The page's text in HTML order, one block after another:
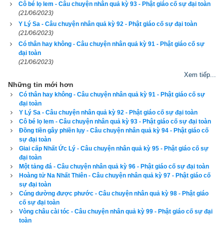
vàng của mình xuống nước, nhưng lại nghĩ thầm trong đầu:
“Lạ quá, không lẽ chú ấy cùng có một ý nghĩ với ta hay sao?”
Nghĩ thế rồi, người anh không ngăn được câu hỏi:
– Vì đồng tiền vàng mà anh đã có những ý nghĩ ác độc muốn
hãm hại em, may mà anh đã tỉnh  giác kịp thời, vì vậy mới vứt
vàng xuống hồ để diệt tuyệt hoạn nạn về sau. Còn em, tại sao
lại vứt bỏ vàng của mình đi?
Người em trả lời:
– Đúng thế, em cũng đã có ý nghĩ tội lỗi như anh vậy, vì thế
mới đem vàng vứt bỏ đi. Nhưng bây giờ hai anh em ta an ổn
rồi!
Vừa nói, hai anh em vừa khoác tay nhau, vai sánh vai tiến
bước, mắt nhìn lên bầu trời thăm thẳm bao la. Tâm họ nhẹ
nhàng và an vui như áng mây trắng bềnh bồng trong khoảng
trời không mênh mông ấy.
Cô bé lọ lem - Câu chuyện nhân quả kỳ 93 - Phật giáo cố sự đại toàn
(21/06/2023)
Y Lý Sa - Câu chuyện nhân quả kỳ 92 - Phật giáo cố sự đại toàn
(21/06/2023)
Có thân hay không - Câu chuyện nhân quả kỳ 91 - Phật giáo cố sự
đại toàn
(21/06/2023)
Xem tiếp...
Những tin mới hơn
Có thân hay không - Câu chuyện nhân quả kỳ 91 - Phật giáo cố sự
đại toàn
Y Lý Sa - Câu chuyện nhân quả kỳ 92 - Phật giáo cố sự đại toàn
Cô bé lọ lem - Câu chuyện nhân quả kỳ 93 - Phật giáo cố sự đại toàn
Đồng tiền gây phiền lụy - Câu chuyện nhân quả kỳ 94 - Phật giáo cố
sự đại toàn
Giai cấp Nhất Ức Lý - Câu chuyện nhân quả kỳ 95 - Phật giáo cố sự
đại toàn
Một tảng đá - Câu chuyện nhân quả kỳ 96 - Phật giáo cố sự đại toàn
Hoàng tử Na Nhất Thiên - Câu chuyện nhân quả kỳ 97 - Phật giáo cố
sự đại toàn
Cúng dường được phước - Câu chuyện nhân quả kỳ 98 - Phật giáo
cố sự đại toàn
Vòng châu cài tóc - Câu chuyện nhân quả kỳ 99 - Phật giáo cố sự đại
toàn